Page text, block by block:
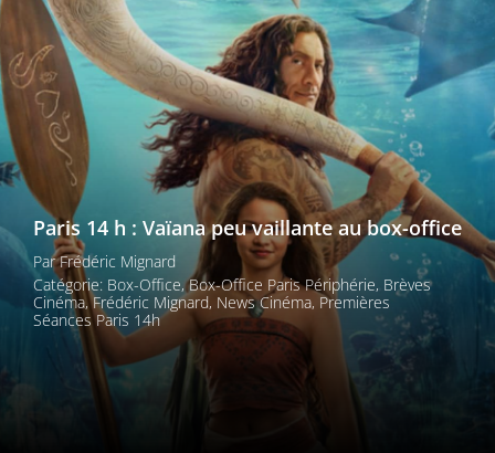
Les films par
genre
Séries
Les films
interdits
Les Dossiers
Les disparus
Les acteurs
Les actrices
Paris 14 h : Vaïana peu vaillante au box-office
ParFrédéric Mignard
Catégorie: Box-Office,Box-Office Paris Périphérie, Brèves
Cinéma,Frédéric Mignard, News Cinéma, Premières
Séances Paris 14h